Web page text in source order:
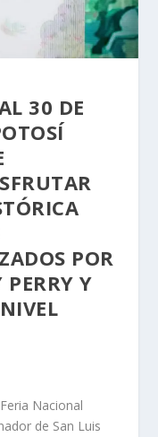
30 DE
POR
Y
Nacional
de San Luis